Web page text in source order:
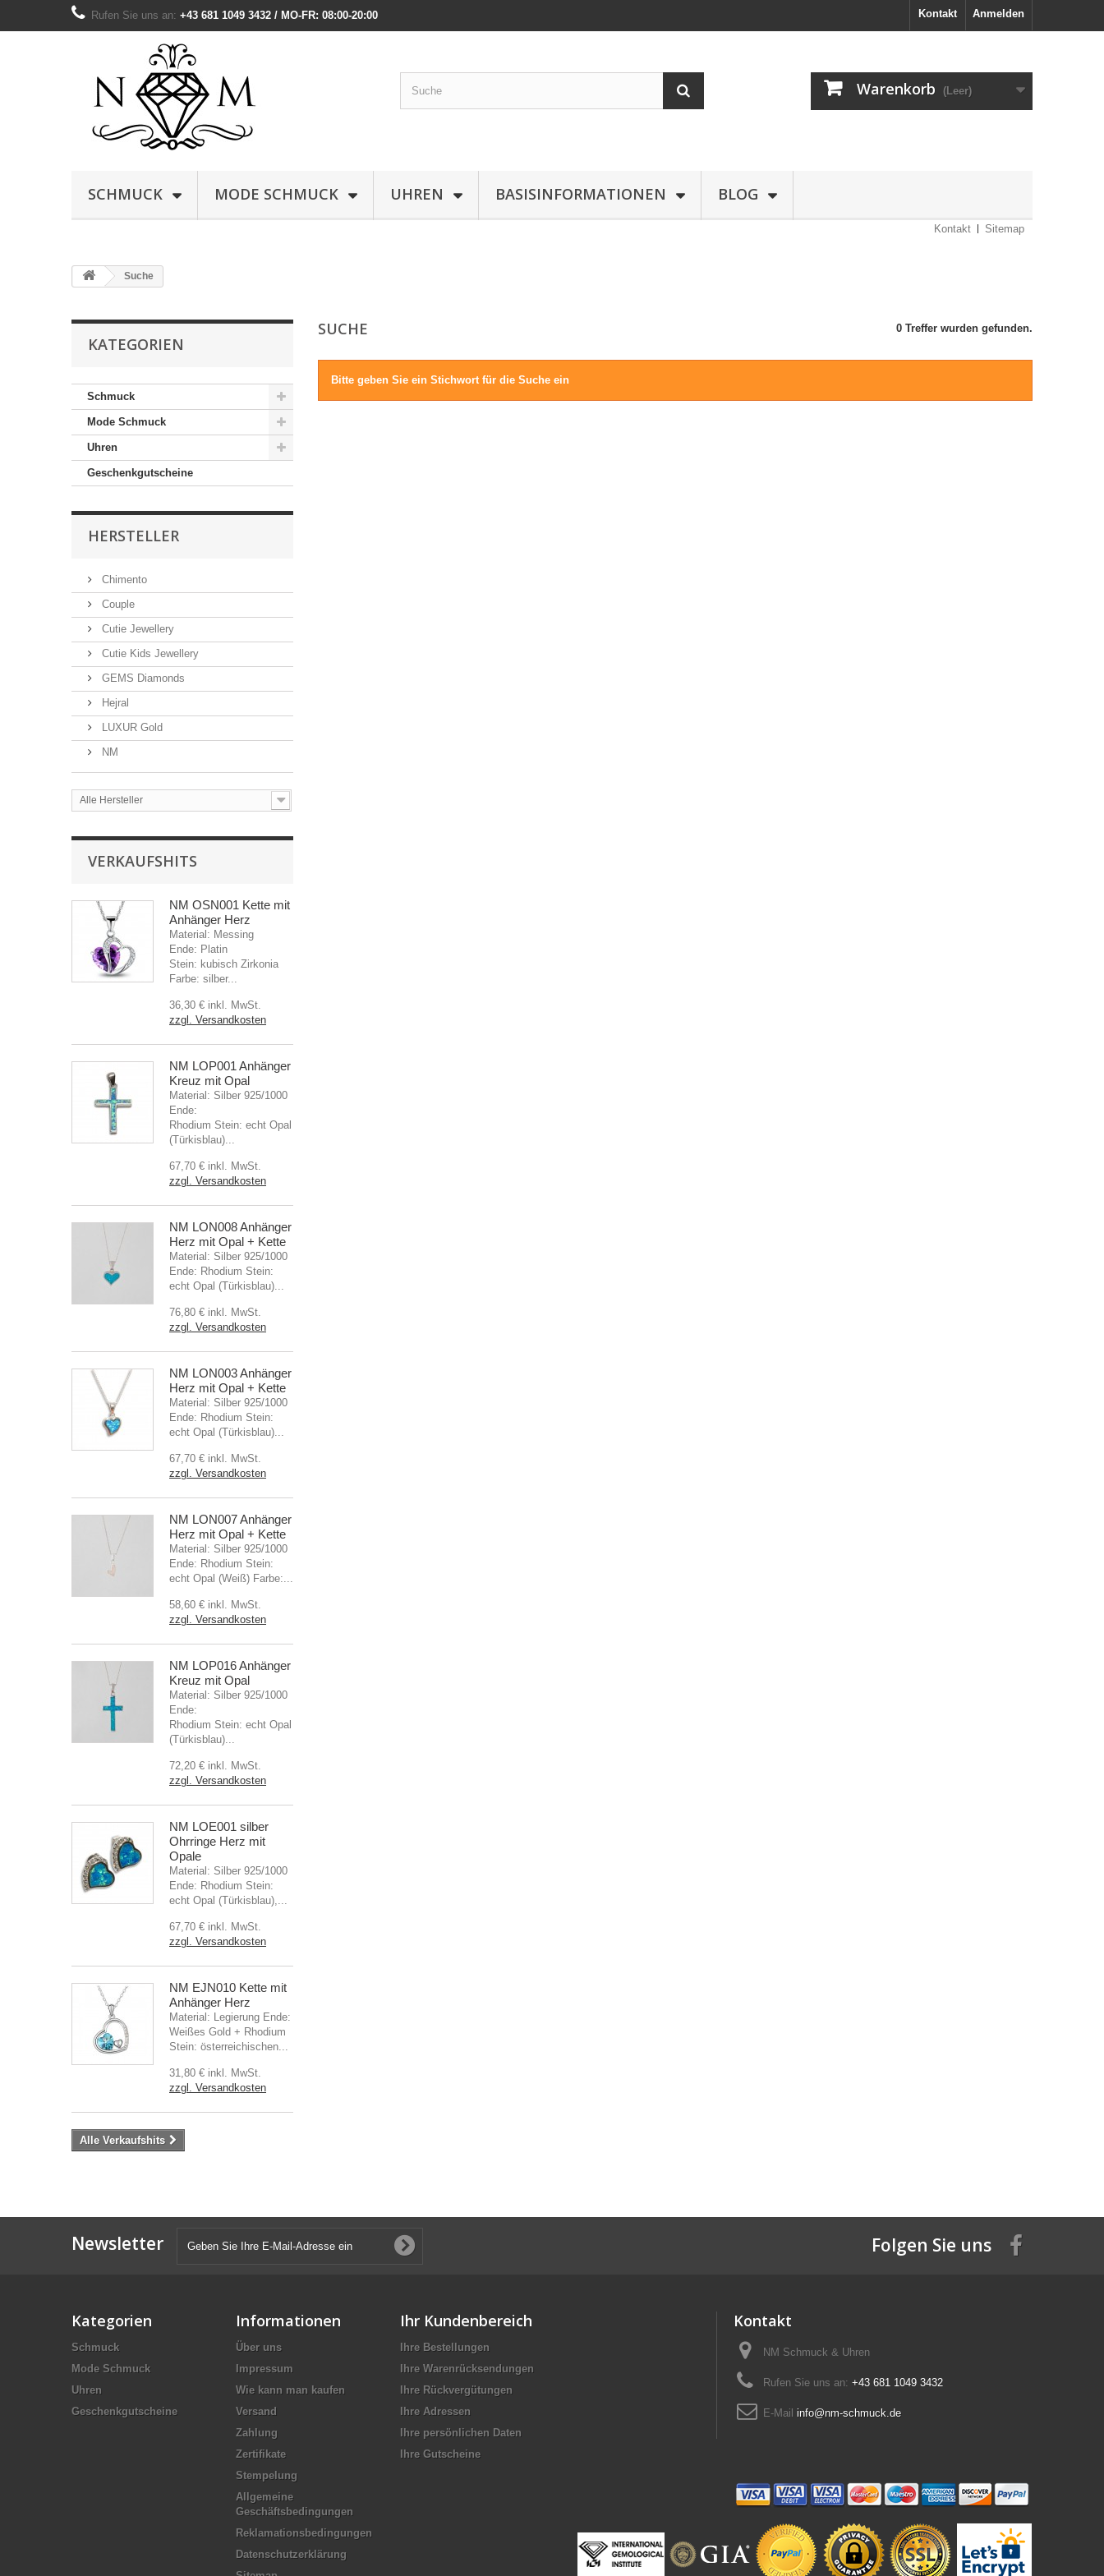
Anmelden
Kontakt
Rufen Sie uns an: +43 681 1049 3432 / MO-FR: 08:00-20:00
Warenkorb (Leer)
SCHMUCK MODE SCHMUCK UHREN BASISINFORMATIONEN BLOG
Kontakt Sitemap
Suche
KATEGORIEN
Schmuck
Mode Schmuck
Uhren
Geschenkgutscheine
HERSTELLER
Chimento
Couple
Cutie Jewellery
Cutie Kids Jewellery
GEMS Diamonds
Hejral
LUXUR Gold
NM
Alle Hersteller
VERKAUFSHITS
NM OSN001 Kette mit
Anhänger Herz
Material: Messing
Ende: Platin
Stein: kubisch Zirkonia
Farbe: silber...
36,30 € inkl. MwSt.
zzgl. Versandkosten
NM LOP001 Anhänger
Kreuz mit Opal
Material: Silber 925/1000
Ende:
Rhodium Stein: echt Opal
(Türkisblau)...
67,70 € inkl. MwSt.
zzgl. Versandkosten
NM LON008 Anhänger
Herz mit Opal + Kette
Material: Silber 925/1000
Ende: Rhodium Stein:
echt Opal (Türkisblau)...
76,80 € inkl. MwSt.
zzgl. Versandkosten
NM LON003 Anhänger
Herz mit Opal + Kette
Material: Silber 925/1000
Ende: Rhodium Stein:
echt Opal (Türkisblau)...
67,70 € inkl. MwSt.
zzgl. Versandkosten
NM LON007 Anhänger
Herz mit Opal + Kette
Material: Silber 925/1000
Ende: Rhodium Stein:
echt Opal (Weiß) Farbe:...
58,60 € inkl. MwSt.
zzgl. Versandkosten
NM LOP016 Anhänger
Kreuz mit Opal
Material: Silber 925/1000
Ende:
Rhodium Stein: echt Opal
(Türkisblau)...
72,20 € inkl. MwSt.
zzgl. Versandkosten
NM LOE001 silber
Ohrringe Herz mit
Opale
Material: Silber 925/1000
Ende: Rhodium Stein:
echt Opal (Türkisblau),...
67,70 € inkl. MwSt.
zzgl. Versandkosten
NM EJN010 Kette mit
Anhänger Herz
Material: Legierung Ende:
Weißes Gold + Rhodium
Stein: österreichischen...
31,80 € inkl. MwSt.
zzgl. Versandkosten
Alle Verkaufshits
SUCHE 0 Treffer wurden gefunden.
Bitte geben Sie ein Stichwort für die Suche ein
Newsletter Folgen Sie uns
Kategorien
Schmuck
Mode Schmuck
Uhren
Geschenkgutscheine
Informationen
Über uns
Impressum
Wie kann man kaufen
Versand
Zahlung
Zertifikate
Stempelung
Allgemeine
Geschäftsbedingungen
Reklamationsbedingungen
Datenschutzerklärung
Ihr Kundenbereich
Ihre Bestellungen
Ihre Warenrücksendungen
Ihre Rückvergütungen
Ihre Adressen
Ihre persönlichen Daten
Ihre Gutscheine
Kontakt
NM Schmuck & Uhren
Rufen Sie uns an: +43 681 1049 3432
E-Mail info@nm-schmuck.de